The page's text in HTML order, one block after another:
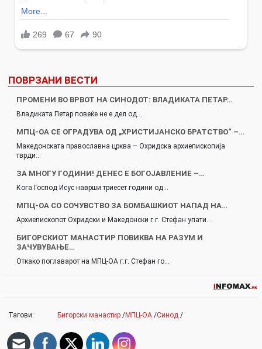
ПОВРЗАНИ ВЕСТИ
ПРОМЕНИ ВО ВРВОТ НА СИНОДОТ: ВЛАДИКАТА ПЕТАР…
Владиката Петар повеќе не е дел од…
МПЦ-ОА СЕ ОГРАДУВА ОД „ХРИСТИЈАНСКО БРАТСТВО“ –…
Македонската православна црква – Охридска архиепископија
тврди…
ЗА МНОГУ ГОДИНИ! ДЕНЕС Е БОГОЈАВЛЕНИЕ –…
Кога Господ Исус наврши триесет години од…
МПЦ-ОА СО СОЧУВСТВО ЗА БОМБАШКИОТ НАПАД НА…
Архиепископот Охридски и Македонски г.г. Стефан упати…
БИГОРСКИОТ МАНАСТИР ПОВИКВА НА РАЗУМ И
ЗАЧУВУВАЊЕ…
Откако поглаварот на МПЦ-ОА г.г. Стефан го…
Тагови: Бигорски манастир /МПЦ-ОА /Синод /